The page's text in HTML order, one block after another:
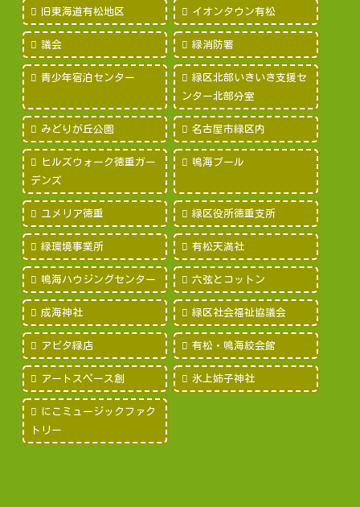
旧東海道有松地区 イオンタウン有松
議会 緑消防署
青少年宿泊センター
緑区北部いきいき支援セ
ンター北部分室
みどりが丘公園 名古屋市緑区内
ヒルズウォーク徳重ガー
デンズ
鳴海プール
ユメリア徳重 緑区役所徳重支所
緑環境事業所 有松天満社
鳴海ハウジングセンター 六弦とコットン
成海神社 緑区社会福祉協議会
アピタ緑店 有松・鳴海絞会館
アートスペース創 氷上姉子神社
にこミュージックファク
トリー